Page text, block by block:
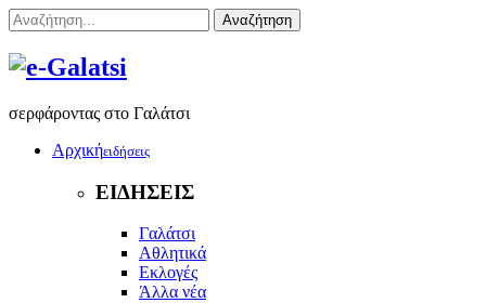
Αναζήτηση
σερφάροντας στο Γαλάτσι
Αρχικήειδήσεις
ΕΙΔΗΣΕΙΣ
Γαλάτσι
Αθλητικά
Εκλογές
Άλλα νέα